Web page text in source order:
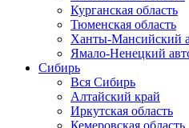
Курганская область
Тюменская область
Ханты-Мансийский
Ямало-Ненецкий
Сибирь
Вся Сибирь
Алтайский край
Иркутская область
Кемеровская область